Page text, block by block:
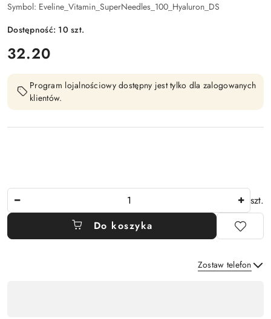
Symbol: Eveline_Vitamin_SuperNeedles_100_Hyaluron_DS
Dostępność: 10szt.
cena:
32.20
Program lojalnościowy dostępny jest tylko dla zalogowanych
klientów.
szt.
Do koszyka
Zostaw telefon